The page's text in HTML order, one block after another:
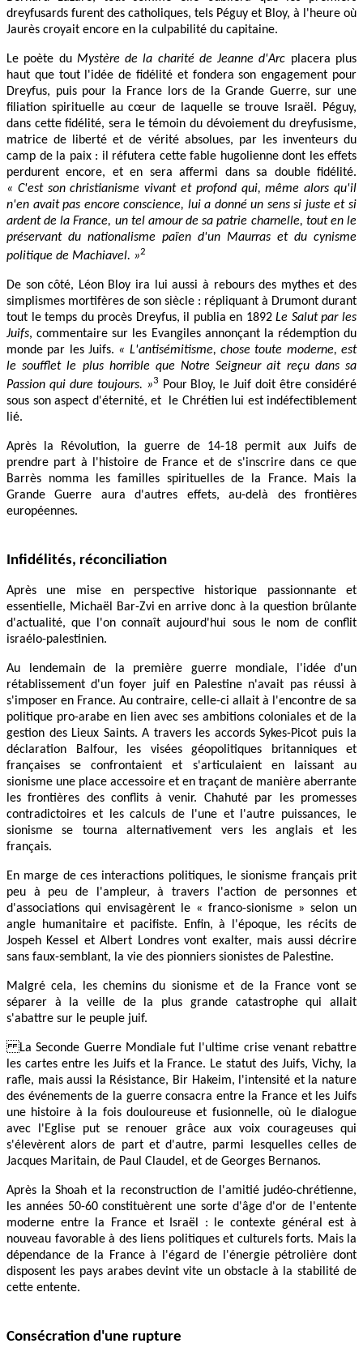
dreyfusards furent des catholiques, tels Péguy et Bloy, à l'heure où
Jaurès croyait encore en la culpabilité du capitaine.
Le poète du Mystère de la charité de Jeanne d'Arc placera plus
haut que tout l'idée de fidélité et fondera son engagement pour
Dreyfus, puis pour la France lors de la Grande Guerre, sur une
filiation spirituelle au cœur de laquelle se trouve Israël. Péguy,
dans cette fidélité, sera le témoin du dévoiement du dreyfusisme,
matrice de liberté et de vérité absolues, par les inventeurs du
camp de la paix : il réfutera cette fable hugolienne dont les effets
perdurent encore, et en sera affermi dans sa double fidélité.
« C'est son christianisme vivant et profond qui, même alors qu'il
n'en avait pas encore conscience, lui a donné un sens si juste et si
ardent de la France, un tel amour de sa patrie charnelle, tout en le
préservant du nationalisme païen d'un Maurras et du cynisme
politique de Machiavel. »2
De son côté, Léon Bloy ira lui aussi à rebours des mythes et des
simplismes mortifères de son siècle : répliquant à Drumont durant
tout le temps du procès Dreyfus, il publia en 1892Le Salut par les
Juifs, commentaire sur les Evangiles annonçant la rédemption du
monde par les Juifs. « L'antisémitisme, chose toute moderne, est
le soufflet le plus horrible que Notre Seigneur ait reçu dans sa
Passion qui dure toujours. »3 Pour Bloy, le Juif doit être considéré
sous son aspect d'éternité, et le Chrétien lui est indéfectiblement
lié.
Après la Révolution, la guerre de 14-18 permit aux Juifs de
prendre part à l'histoire de France et de s'inscrire dans ce que
Barrès nomma les familles spirituelles de la France. Mais la
Grande Guerre aura d'autres effets, au-delà des frontières
européennes.
Infidélités, réconciliation
Après une mise en perspective historique passionnante et
essentielle, Michaël Bar-Zvi en arrive donc à la question brûlante
d'actualité, que l'on connaît aujourd'hui sous le nom de conflit
israélo-palestinien.
Au lendemain de la première guerre mondiale, l'idée d'un
rétablissement d'un foyer juif en Palestine n'avait pas réussi à
s'imposer en France. Au contraire, celle-ci allait à l'encontre de sa
politique pro-arabe en lien avec ses ambitions coloniales et de la
gestion des Lieux Saints. A travers les accords Sykes-Picot puis la
déclaration Balfour, les visées géopolitiques britanniques et
françaises se confrontaient et s'articulaient en laissant au
sionisme une place accessoire et en traçant de manière aberrante
les frontières des conflits à venir. Chahuté par les promesses
contradictoires et les calculs de l'une et l'autre puissances, le
sionisme se tourna alternativement vers les anglais et les
français.
En marge de ces interactions politiques, le sionisme français prit
peu à peu de l'ampleur, à travers l'action de personnes et
d'associations qui envisagèrent le « franco-sionisme » selon un
angle humanitaire et pacifiste. Enfin, à l'époque, les récits de
Jospeh Kessel et Albert Londres vont exalter, mais aussi décrire
sans faux-semblant, la vie des pionniers sionistes de Palestine.
Malgré cela, les chemins du sionisme et de la France vont se
séparer à la veille de la plus grande catastrophe qui allait
s'abattre sur le peuple juif.
La Seconde Guerre Mondiale fut l'ultime crise venant rebattre
les cartes entre les Juifs et la France. Le statut des Juifs, Vichy, la
rafle, mais aussi la Résistance, Bir Hakeim, l'intensité et la nature
des événements de la guerre consacra entre la France et les Juifs
une histoire à la fois douloureuse et fusionnelle, où le dialogue
avec l'Eglise put se renouer grâce aux voix courageuses qui
s'élevèrent alors de part et d'autre, parmi lesquelles celles de
Jacques Maritain, de Paul Claudel, et de Georges Bernanos.
Après la Shoah et la reconstruction de l'amitié judéo-chrétienne,
les années 50-60 constituèrent une sorte d'âge d'or de l'entente
moderne entre la France et Israël : le contexte général est à
nouveau favorable à des liens politiques et culturels forts. Mais la
dépendance de la France à l'égard de l'énergie pétrolière dont
disposent les pays arabes devint vite un obstacle à la stabilité de
cette entente.
Consécration d'une rupture